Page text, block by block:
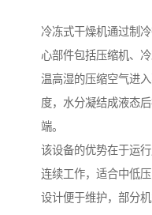
冷冻式干燥机通过制
心部件包括压缩机、
温高湿的压缩空气进
度，水分凝结成液态
端。
该设备的优势在于运
连续工作，适合中低
设计便于维护，部分